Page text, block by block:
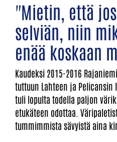
"Mietin, että
selviän, niin
enää koskaan
Kaudeksi 2015-2016
tuttuun Lahteen ja Pelicansin
tuli lopulta todella paljon
etukäteen odottaa.
tummimmista sävyistä aina